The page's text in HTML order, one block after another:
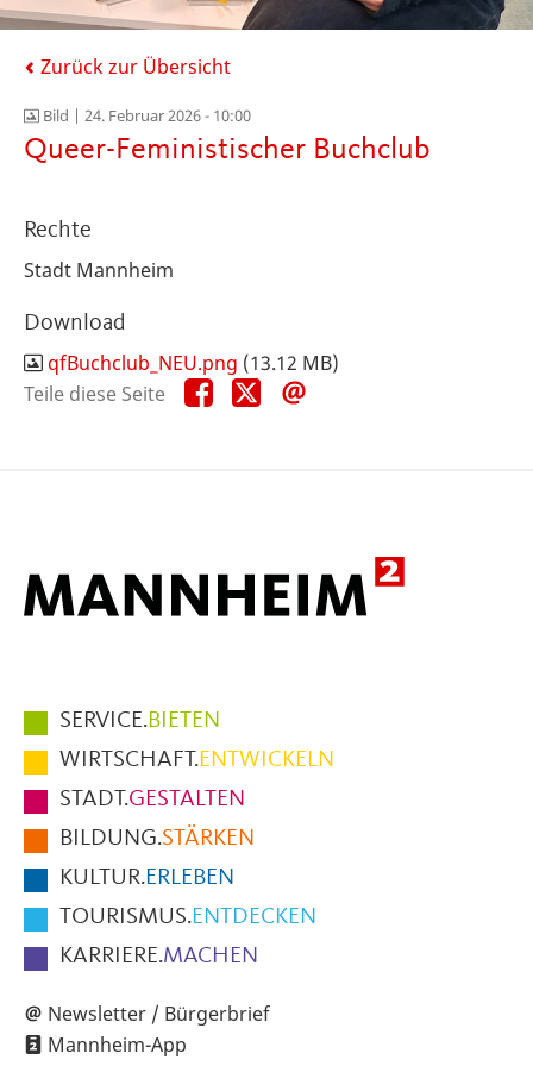
Zurück zur Übersicht
Bild | 24. Februar 2026 - 10:00
Queer-Feministischer Buchclub
Rechte
Stadt Mannheim
Download
qfBuchclub_NEU.png (13.12 MB)
Teile diese Seite
Teile
diese
Teile
diese
Hauptmenüpunkte
im
Fußbereich
der
Seite
SERVICE.BIETEN
WIRTSCHAFT.ENTWICKELN
STADT.GESTALTEN
BILDUNG.STÄRKEN
KULTUR.ERLEBEN
TOURISMUS.ENTDECKEN
KARRIERE.MACHEN
Newsletter / Bürgerbrief
Mannheim-App